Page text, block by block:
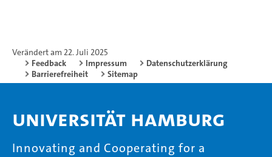
Verändert am 22. Juli 2025
Feedback
Impressum
Datenschutzerklärung
Barrierefreiheit
Sitemap
Universität Hamburg
Innovating and Cooperating for a